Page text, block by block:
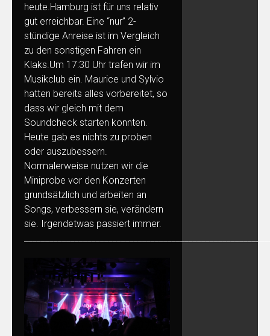
heute.Hamburg ist für uns relativ
gut erreichbar. Eine “nur” 2-
stündige Anreise ist im Vergleich
zu den sonstigen Fahren ein
Klaks.Um 17:30 Uhr trafen wir im
Musikclub ein. Maurice und Sylvio
hatten bereits alles vorbereitet, so
dass wir gleich mit dem
Soundcheck starten konnten.
Heute gab es nichts zu proben
oder auszubessern.
Normalerweise nutzen wir die
Miniprobe vor den Konzerten
grundsätzlich und arbeiten an
Songs, verbessern sie, verändern
sie. Irgendetwas passiert immer.